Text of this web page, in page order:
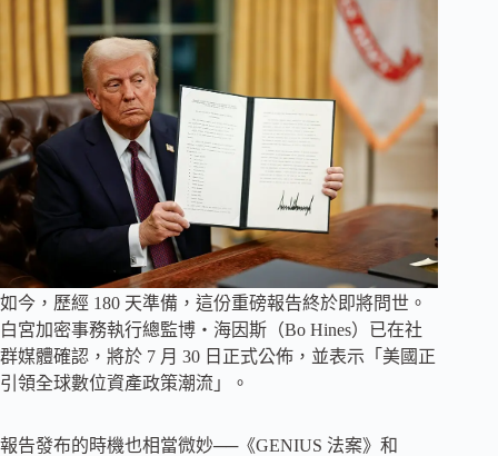
如今，歷經 180 天準備，這份重磅報告終於即將問世。
白宮加密事務執行總監博・海因斯（Bo Hines）已在社
群媒體確認，將於 7 月 30 日正式公佈，並表示「美國正
引領全球數位資產政策潮流」。
報告發布的時機也相當微妙──《GENIUS 法案》和